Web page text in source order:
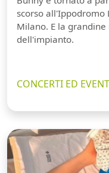
scorso all'Ippodromo
Milano. E la
dell'impianto.
CONCERTI ED